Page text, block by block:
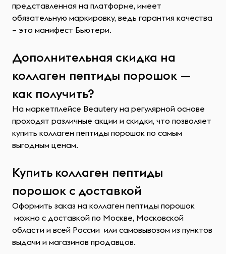
представленная на платформе, имеет
обязательную маркировку, ведь гарантия качества
– это манифест Бьютери.
Дополнительная скидка на
коллаген пептиды порошок —
как получить?
На маркетплейсе Beautery на регулярной основе
проходят различные акции и скидки, что позволяет
купить коллаген пептиды порошок по самым
выгодным ценам.
Купить коллаген пептиды
порошок с доставкой
Оформить заказ на коллаген пептиды порошок
можно с доставкой по Москве, Московской
области и всей России или самовывозом из пунктов
выдачи и магазинов продавцов.